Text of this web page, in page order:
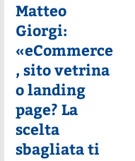
Matteo
Giorgi:
«eCommerce
, sito vetrina
o landing
page? La
scelta
sbagliata ti